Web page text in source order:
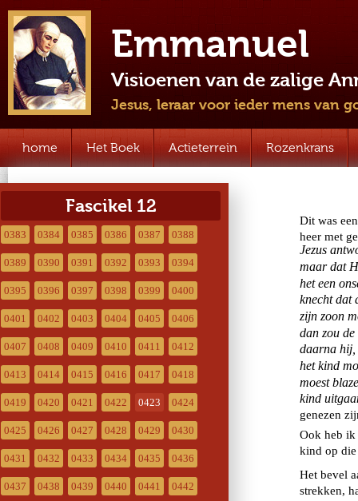
Emmanuel
Visioenen van de zalige
Jesus, leraar voor ieder mens van
home Het Boek Actieterrein Rozenkrans
Fascikel 12
0383 0384 0385 0386 0387 0388
0389 0390 0391 0392 0393 0394
0395 0396 0397 0398 0399 0400
0401 0402 0403 0404 0405 0406
0407 0408 0409 0410 0411 0412
0413 0414 0415 0416 0417 0418
0419 0420 0421 0422 0423 0424
0425 0426 0427 0428 0429 0430
0431 0432 0433 0434 0435 0436
0437 0438 0439 0440 0441 0442